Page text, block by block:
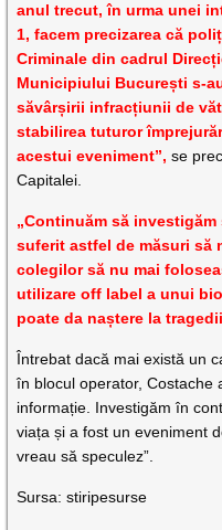
anul trecut, în urma unei
1, facem precizarea că
Criminale din cadrul
Municipiului București s-
săvârșirii infracțiunii de
stabilirea tuturor
acestui eveniment”, se
Capitalei.
„Continuăm să
suferit astfel de măsuri să
colegilor să nu mai
utilizare off label a unui
poate da naștere la
Întrebat dacă mai există un
în blocul operator, Costache
informație. Investigăm în
viața și a fost un eveniment
vreau să speculez”.
Sursa: stiripesurse